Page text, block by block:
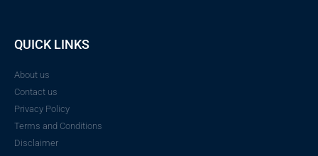
QUICK LINKS
About us
Contact us
Privacy Policy
Terms and Conditions
Disclaimer